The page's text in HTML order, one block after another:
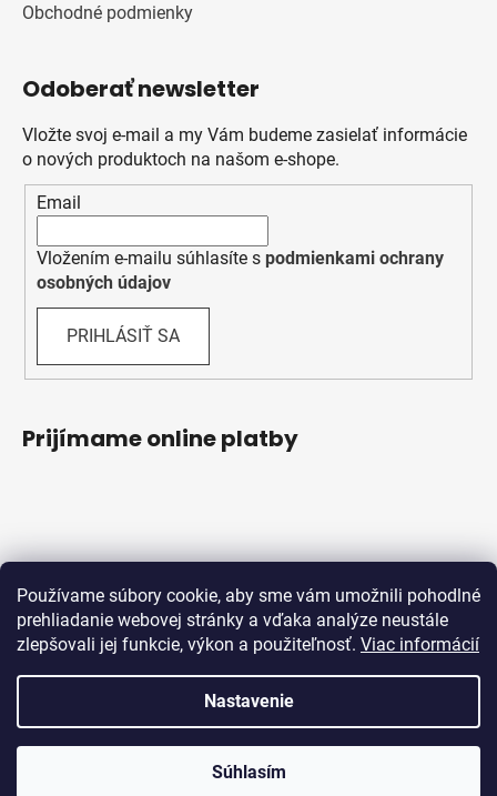
Používame súbory cookie, aby sme vám umožnili pohodlné
prehliadanie webovej stránky a vďaka analýze neustále
zlepšovali jej funkcie, výkon a použiteľnosť. Viac informácií
Nastavenie
Súhlasím
Obchodné podmienky
Odoberať newsletter
Vložte svoj e-mail a my Vám budeme zasielať informácie
o nových produktoch na našom e-shope.
Email
Vložením e-mailu súhlasíte s podmienkami ochrany
osobných údajov
PRIHLÁSIŤ SA
Prijímame online platby
Obchodné podmienky
Ochrana osobných údajov
Bicykle Schwabik